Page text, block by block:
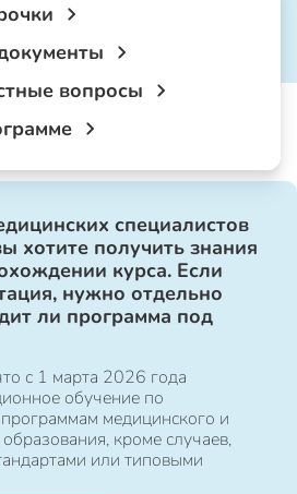
вопросы
специалистов
хотите получить знания
курса. Если
нужно отдельно
ли программа под
с 1 марта 2026 года
обучение по
медицинского и
кроме случаев,
или типовыми